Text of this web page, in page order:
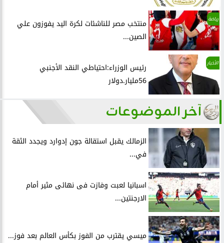
رياضة
منتخب مصر للناشئات لكرة اليد يفوزون علي
الصين...
الأخبار
رئيس الوزراء:احتياطي النقد الأجنبي
56مليار.دولار
آخر الموضوعات
الزمالك يقبل استقالة جون إدوارد ويجدد الثقة
في...
اسبانيا لعبت وفازت فى نهائى مثير أمام
الارجنتين...
ميسي يقترب من الفوز بكأس العالم بعد فوز...